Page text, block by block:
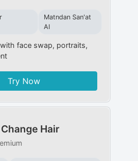
Matndan San'at
AI
face swap, portraits,
Try Now
Hair